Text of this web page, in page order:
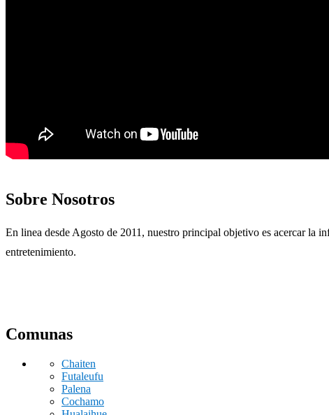
Sobre Nosotros
En linea desde Agosto de 2011, nuestro principal objetivo es acercar la
entretenimiento.
Comunas
Chaiten
Futaleufu
Palena
Cochamo